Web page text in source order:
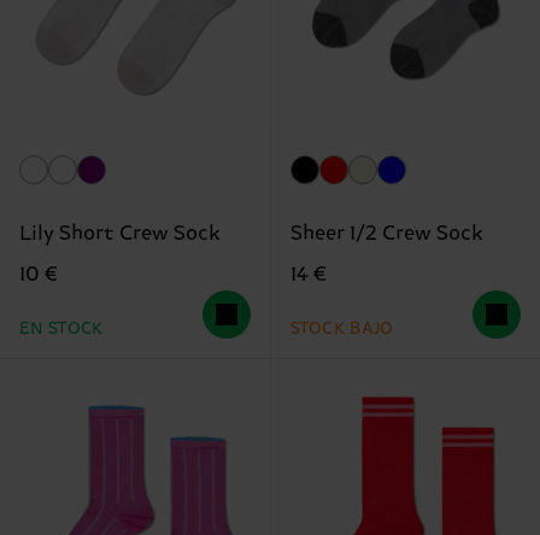
Lily Short Crew Sock
10 €
EN STOCK
Sheer 1/2 Crew Sock
14 €
STOCK BAJO